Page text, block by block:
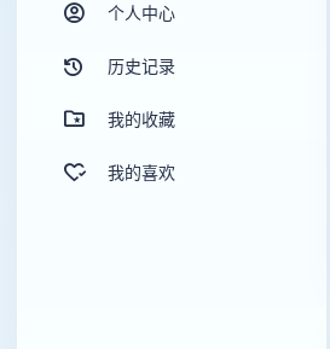
个人中心
历史记录
我的收藏
我的喜欢